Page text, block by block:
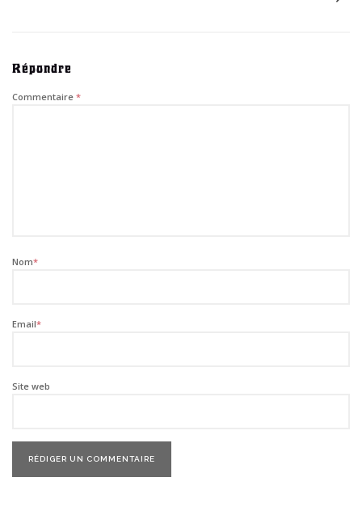
Répondre
Commentaire *
Nom*
Email*
Site web